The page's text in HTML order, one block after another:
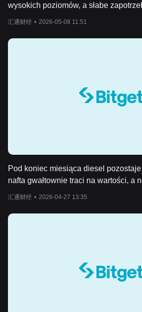
wysokich poziomów, a słabe
żeglugowe z rynku downstream
汇通财经 • 2026-05-08 11:51
Pod koniec miesiąca diesel
nafta gwałtownie traci na wartości, a
opałowego brakuje transakcji.
汇通财经 • 2026-04-27 13:35